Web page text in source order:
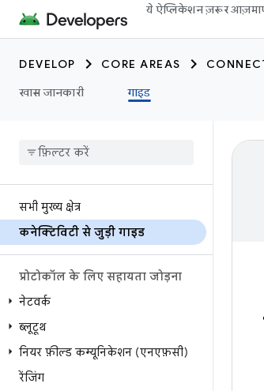
ये ऐप्लिकेशन ज़रूर
DEVELOP CORE AREAS
खास जानकारी
गाइड
सभी मुख्य क्षेत्र
कनेक्टिविटी से जुड़ी गाइड
प्रोटोकॉल के लिए सहायता जोड़ना
नेटवर्क
ब्लूटूथ
नियर फ़ील्ड कम्यूनिकेशन (एनएफ़सी)
रेंजिंग